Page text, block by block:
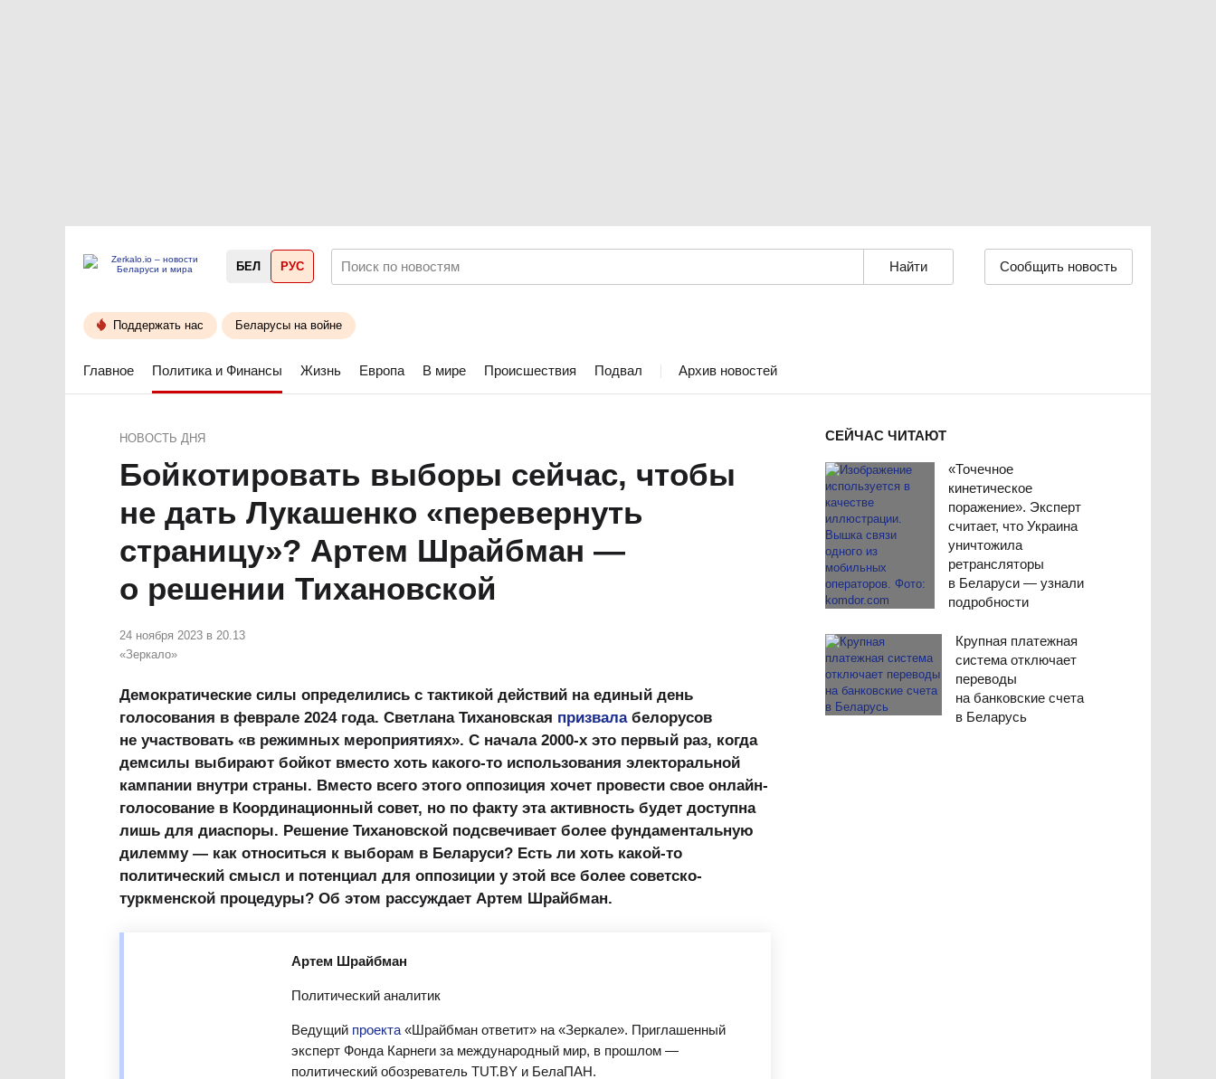
БЕЛ РУС Сообщить новость
Поддержать нас Беларусы на войне
Главное Политика и Финансы Жизнь Европа В мире Происшествия Подвал Архив новостей
СЕЙЧАС ЧИТАЮТ
«Точечное
кинетическое
поражение». Эксперт
считает, что Украина
уничтожила
ретрансляторы
в Беларуси — узнали
подробности
Крупная платежная
система отключает
переводы
на банковские счета
в Беларусь
НОВОСТЬ ДНЯ
Бойкотировать выборы сейчас, чтобы
не дать Лукашенко «перевернуть
страницу»? Артем Шрайбман —
о решении Тихановской
24 ноября 2023 в 20.13
«Зеркало»
Демократические силы определились с тактикой действий на единый день
голосования в феврале 2024 года. Светлана Тихановская призвалабелорусов
не участвовать «в режимных мероприятиях». С начала 2000-х это первый раз, когда
демсилы выбирают бойкот вместо хоть какого-то использования электоральной
кампании внутри страны. Вместо всего этого оппозиция хочет провести свое онлайн-
голосование в Координационный совет, но по факту эта активность будет доступна
лишь для диаспоры. Решение Тихановской подсвечивает более фундаментальную
дилемму — как относиться к выборам в Беларуси? Есть ли хоть какой-то
политический смысл и потенциал для оппозиции у этой все более советско-
туркменской процедуры? Об этом рассуждает Артем Шрайбман.
Артем Шрайбман
Политический аналитик
Ведущий проекта «Шрайбман ответит» на «Зеркале». Приглашенный
эксперт Фонда Карнеги за международный мир, в прошлом —
политический обозреватель TUT.BY и БелаПАН.